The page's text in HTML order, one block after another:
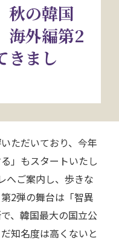
い合わせ
秋の韓国
海外編第2
きまし
ただいており、今年
」もスタートいたし
へご案内し、歩きな
2弾の舞台は「智異
、韓国最大の国立公
知名度は高くないと